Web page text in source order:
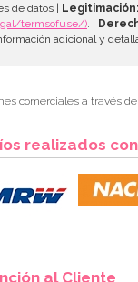
de datos | Legitimación:
termsofuse/) . |
adicional y
comerciales a través
realizados con
al Cliente